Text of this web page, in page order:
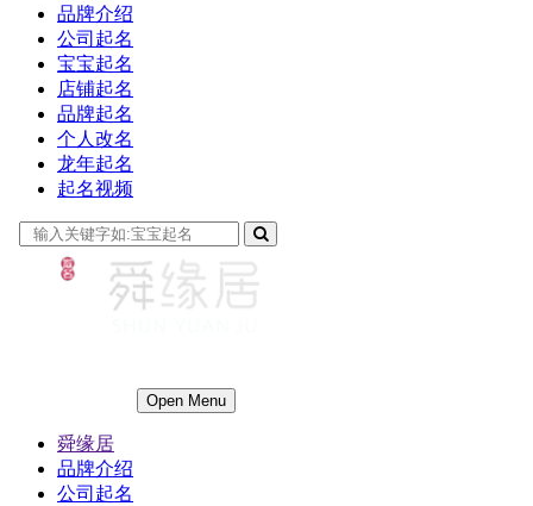
品牌介绍
公司起名
宝宝起名
店铺起名
品牌起名
个人改名
龙年起名
起名视频
Open Menu
舜缘居
品牌介绍
公司起名